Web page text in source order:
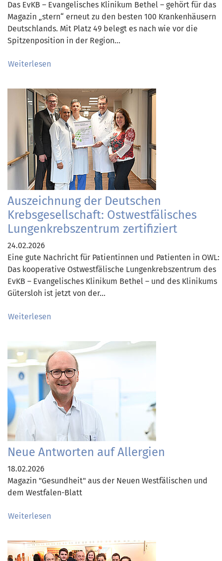
Das EvKB – Evangelisches Klinikum Bethel – gehört für das
Magazin „stern“ erneut zu den besten 100 Krankenhäusern
Deutschlands. Mit Platz 49 belegt es nach wie vor die
Spitzenposition in der Region…
Weiterlesen
Auszeichnung der Deutschen
Krebsgesellschaft: Ostwestfälisches
Lungenkrebszentrum zertifiziert
24.02.2026
Eine gute Nachricht für Patientinnen und Patienten in OWL:
Das kooperative Ostwestfälische Lungenkrebszentrum des
EvKB – Evangelisches Klinikum Bethel – und des Klinikums
Gütersloh ist jetzt von der…
Weiterlesen
Neue Antworten auf Allergien
18.02.2026
Magazin "Gesundheit" aus der Neuen Westfälischen und
dem Westfalen-Blatt
Weiterlesen